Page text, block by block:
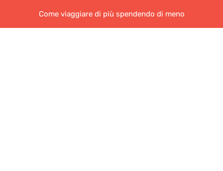
Come viaggiare di più spendendo di meno